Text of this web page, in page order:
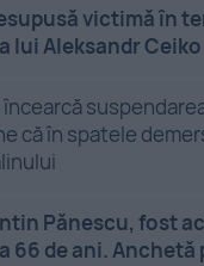
victimă în
lui Aleksandr Ceiko
că în spatele
Pănescu, fost
66 de ani. Anchetă